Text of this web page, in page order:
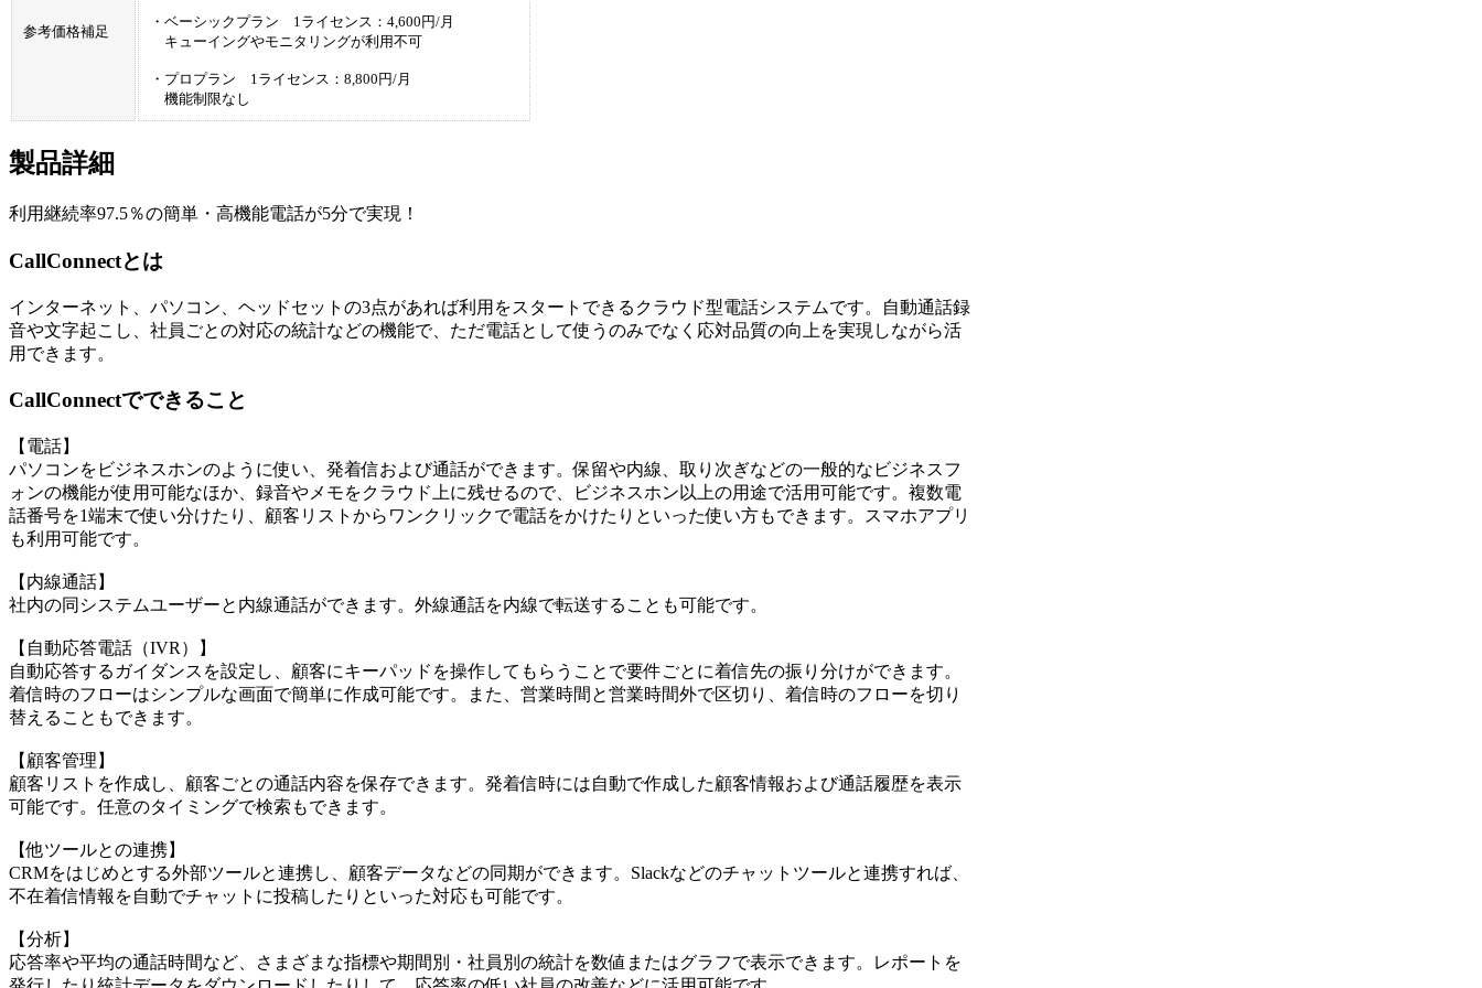
参考価格補足
・ベーシックプラン 1ライセンス：4,600円/月
キューイングやモニタリングが利用不可
・プロプラン 1ライセンス：8,800円/月
機能制限なし
製品詳細
利用継続率97.5％の簡単・高機能電話が5分で実現！
CallConnectとは
インターネット、パソコン、ヘッドセットの3点があれば利用をスタートできるクラウド型電話システムです。自動通話録
音や文字起こし、社員ごとの対応の統計などの機能で、ただ電話として使うのみでなく応対品質の向上を実現しながら活
用できます。
CallConnectでできること
【電話】
パソコンをビジネスホンのように使い、発着信および通話ができます。保留や内線、取り次ぎなどの一般的なビジネスフ
ォンの機能が使用可能なほか、録音やメモをクラウド上に残せるので、ビジネスホン以上の用途で活用可能です。複数電
話番号を1端末で使い分けたり、顧客リストからワンクリックで電話をかけたりといった使い方もできます。スマホアプリ
も利用可能です。
【内線通話】
社内の同システムユーザーと内線通話ができます。外線通話を内線で転送することも可能です。
【自動応答電話（IVR）】
自動応答するガイダンスを設定し、顧客にキーパッドを操作してもらうことで要件ごとに着信先の振り分けができます。
着信時のフローはシンプルな画面で簡単に作成可能です。また、営業時間と営業時間外で区切り、着信時のフローを切り
替えることもできます。
【顧客管理】
顧客リストを作成し、顧客ごとの通話内容を保存できます。発着信時には自動で作成した顧客情報および通話履歴を表示
可能です。任意のタイミングで検索もできます。
【他ツールとの連携】
CRMをはじめとする外部ツールと連携し、顧客データなどの同期ができます。Slackなどのチャットツールと連携すれば、
不在着信情報を自動でチャットに投稿したりといった対応も可能です。
【分析】
応答率や平均の通話時間など、さまざまな指標や期間別・社員別の統計を数値またはグラフで表示できます。レポートを